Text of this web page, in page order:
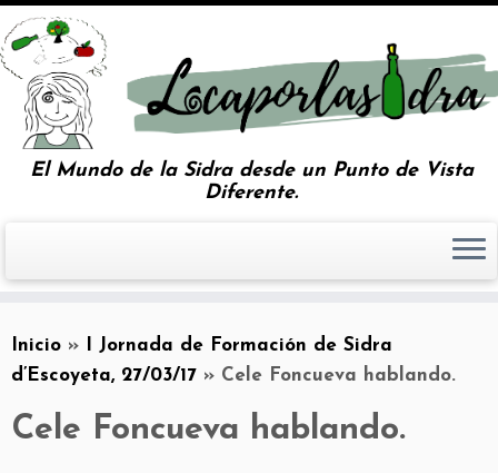
El Mundo de la Sidra desde un Punto de Vista
Diferente.
Inicio »
I Jornada de Formación de Sidra
d’Escoyeta, 27/03/17 » Cele Foncueva hablando.
Cele Foncueva hablando.